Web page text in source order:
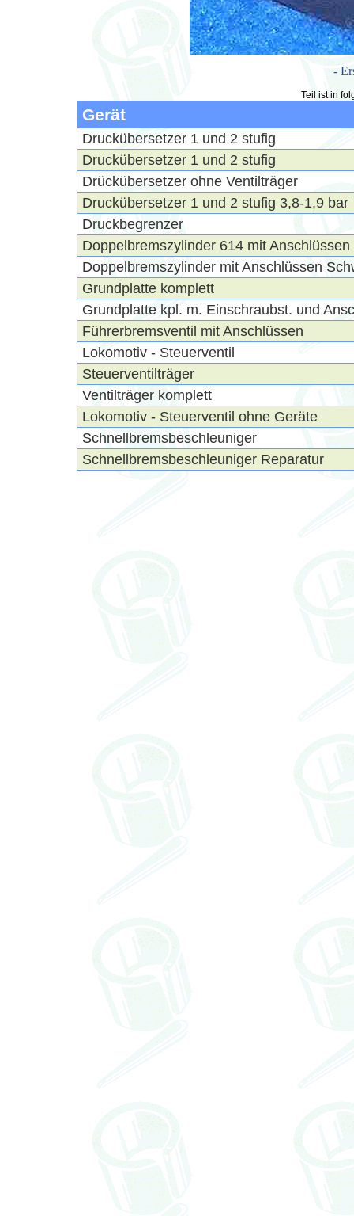
-
Teil ist in
Gerät
Druckübersetzer 1 und 2 stufig
Druckübersetzer 1 und 2 stufig
Drückübersetzer ohne Ventilträger
Druckübersetzer 1 und 2 stufig 3,8-1,9 bar
Druckbegrenzer
Doppelbremszylinder 614 mit Anschlüssen
Doppelbremszylinder mit Anschlüssen
Grundplatte komplett
Grundplatte kpl. m. Einschraubst. und
Führerbremsventil mit Anschlüssen
Lokomotiv - Steuerventil
Steuerventilträger
Ventilträger komplett
Lokomotiv - Steuerventil ohne Geräte
Schnellbremsbeschleuniger
Schnellbremsbeschleuniger Reparatur